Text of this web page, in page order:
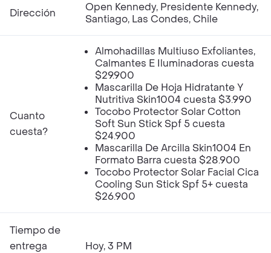
Dirección
Open Kennedy, Presidente Kennedy,
Santiago, Las Condes, Chile
Cuanto
cuesta?
Almohadillas Multiuso Exfoliantes,
Calmantes E Iluminadoras cuesta
$29.900
Mascarilla De Hoja Hidratante Y
Nutritiva Skin1004 cuesta $3.990
Tocobo Protector Solar Cotton
Soft Sun Stick Spf 5 cuesta
$24.900
Mascarilla De Arcilla Skin1004 En
Formato Barra cuesta $28.900
Tocobo Protector Solar Facial Cica
Cooling Sun Stick Spf 5+ cuesta
$26.900
Tiempo de
entrega
Hoy, 3 PM